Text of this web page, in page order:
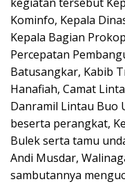
Kominfo, Kepala
Kepala Bagian
Percepatan
Batusangkar, Kabib
Hanafiah, Camat
Danramil Lintau Buo
beserta perangkat,
Bulek serta tamu
Andi Musdar,
sambutannya